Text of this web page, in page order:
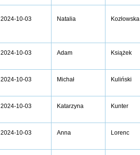
2024-10-03 Natalia Kozłowska
2024-10-03 Adam Książek
2024-10-03 Michał Kuliński
2024-10-03 Katarzyna Kunter
2024-10-03 Anna Lorenc